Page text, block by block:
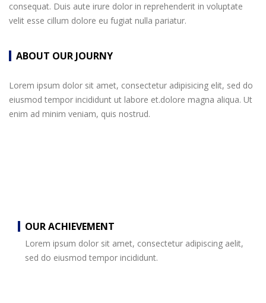
consequat. Duis aute irure dolor in reprehenderit in voluptate
velit esse cillum dolore eu fugiat nulla pariatur.
ABOUT OUR JOURNY
Lorem ipsum dolor sit amet, consectetur adipisicing elit, sed do
eiusmod tempor incididunt ut labore et.dolore magna aliqua. Ut
enim ad minim veniam, quis nostrud.
OUR ACHIEVEMENT
Lorem ipsum dolor sit amet, consectetur adipiscing aelit,
sed do eiusmod tempor incididunt.